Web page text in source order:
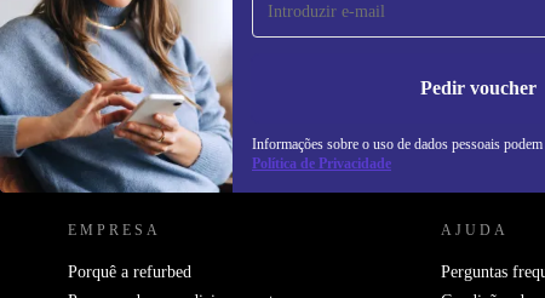
Pedir voucher
Informações sobre o uso de dados pessoais
Política de Privacidade
Não percas mais nenhuma oferta.
REFURBED PORTUGAL - RETHINK NEW.
EMPRESA
Porquê a refurbed
AJUDA
Perguntas